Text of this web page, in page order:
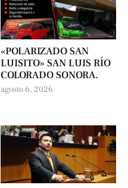
«POLARIZADO SAN
LUISITO» SAN LUIS RÍO
COLORADO SONORA.
agosto 6, 2026